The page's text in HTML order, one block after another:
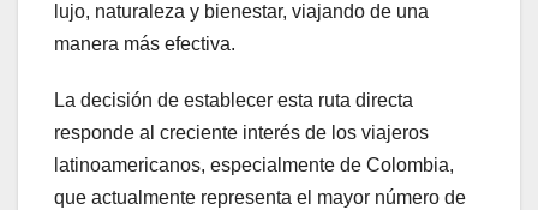
lujo, naturaleza y bienestar, viajando de una
manera más efectiva.
La decisión de establecer esta ruta directa
responde al creciente interés de los viajeros
latinoamericanos, especialmente de Colombia,
que actualmente representa el mayor número de